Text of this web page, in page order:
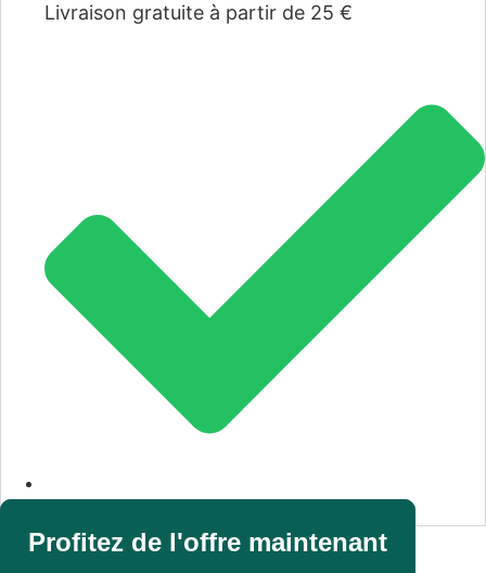
Livraison gratuite à partir de 25 €
Profitez de l'offre maintenant